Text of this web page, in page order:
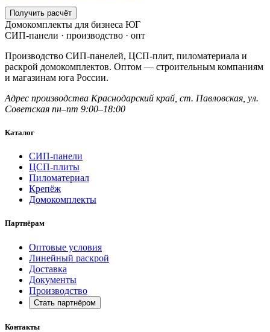
Получить расчёт
Домокомплекты для бизнеса ЮГ
СИП-панели · производство · опт
Производство СИП-панелей, ЦСП-плит, пиломатериала и
раскрой домокомплектов. Оптом — строительным компаниям
и магазинам юга России.
Адрес производства Краснодарский край, ст. Павловская, ул.
Советская пн–пт 9:00–18:00
Каталог
СИП-панели
ЦСП-плиты
Пиломатериал
Крепёж
Домокомплекты
Партнёрам
Оптовые условия
Линейный раскрой
Доставка
Документы
Производство
Стать партнёром
Контакты